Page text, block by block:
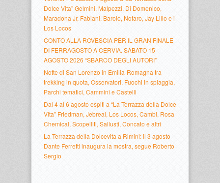
Dolce Vita” Gelmini, Malpezzi, Di Domenico,
Maradona Jr, Fabiani, Barolo, Notaro, Jay Lillo e i
Los Locos
CONTO ALLA ROVESCIA PER IL GRAN FINALE
DI FERRAGOSTO A CERVIA. SABATO 15
AGOSTO 2026 “SBARCO DEGLI AUTORI”
Notte di San Lorenzo in Emilia-Romagna tra
trekking in quota, Osservatori, Fuochi in spiaggia,
Parchi tematici, Cammini e Castelli
Dal 4 al 6 agosto ospiti a “La Terrazza della Dolce
Vita” Friedman, Jebreal, Los Locos, Cambi, Rosa
Chemical, Scopelliti, Sallusti, Concato e altri
La Terrazza della Dolcevita a Rimini: il 3 agosto
Dante Ferretti inaugura la mostra, segue Roberto
Sergio